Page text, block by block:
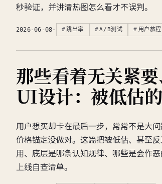
秒验证，并讲清热图怎么看才不误判。
2026-06-08 · 跳出率 A/B测试 用户旅程
那些看着无关紧
UI设计：被低估
用户想买却卡在最后一步，常常不是大
价格锚定没做对。这篇把被低估、甚至
用、底层是哪条认知规律、哪些是会作
上线自查清单。